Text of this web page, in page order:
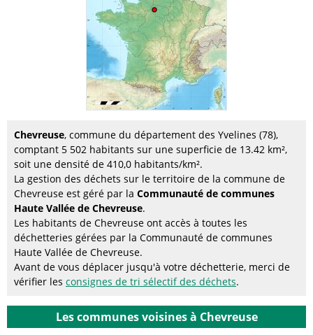
Chevreuse, commune du département des Yvelines (78),
comptant 5 502 habitants sur une superficie de 13.42 km²,
soit une densité de 410,0 habitants/km².
La gestion des déchets sur le territoire de la commune de
Chevreuse est géré par la Communauté de communes
Haute Vallée de Chevreuse.
Les habitants de Chevreuse ont accès à toutes les
déchetteries gérées par la Communauté de communes
Haute Vallée de Chevreuse.
Avant de vous déplacer jusqu'à votre déchetterie, merci de
vérifier les consignes de tri sélectif des déchets.
Les communes voisines à Chevreuse